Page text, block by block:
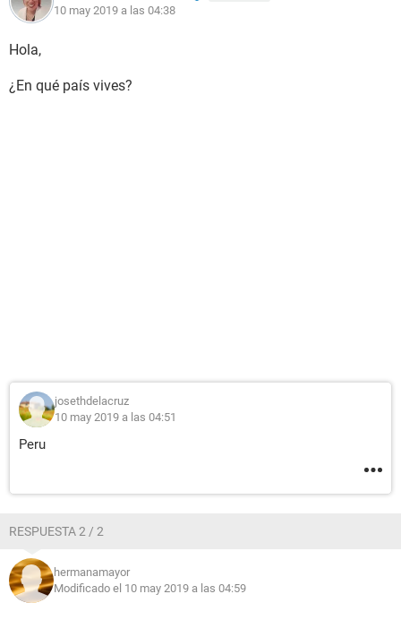
10 may 2019 a las 04:38
Hola,
¿En qué país vives?
josethdelacruz
10 may 2019 a las 04:51
Peru
RESPUESTA 2 / 2
hermanamayor
Modificado el 10 may 2019 a las 04:59